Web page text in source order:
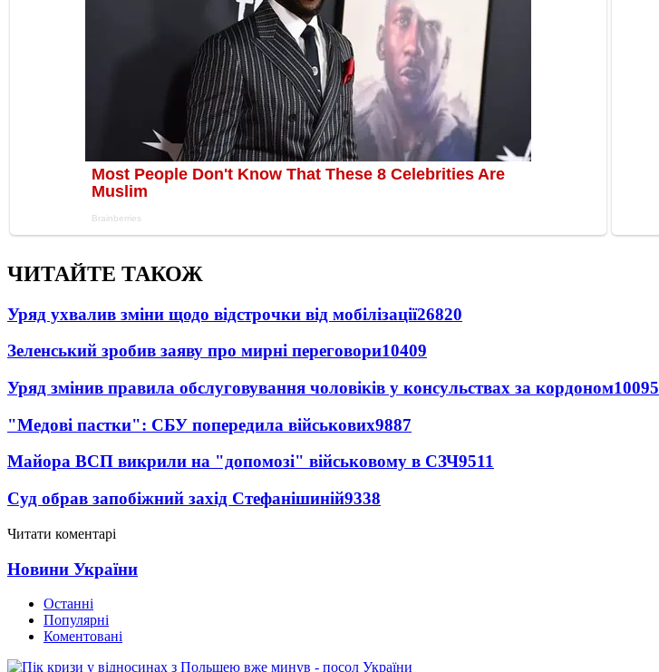
ЧИТАЙТЕ ТАКОЖ
Уряд ухвалив зміни щодо відстрочки від мобілізації26820
Зеленський зробив заяву про мирні переговори10409
Уряд змінив правила обслуговування чоловіків у консульствах за кордоном10095
"Медові пастки": СБУ попередила військових9887
Майора ВСП викрили на "допомозі" військовому в СЗЧ9511
Суд обрав запобіжний захід Стефанішиній9338
Читати коментарі
Новини України
Останні
Популярні
Коментовані